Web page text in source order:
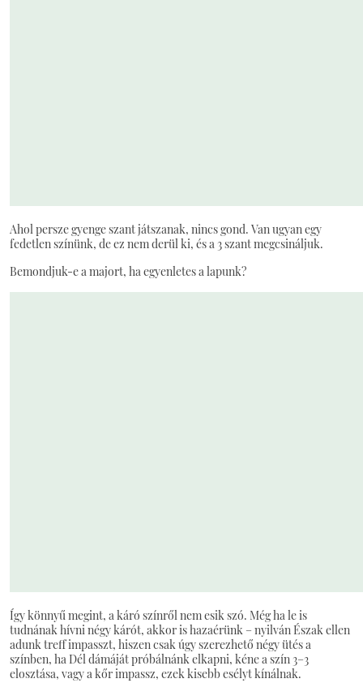
Ahol persze gyenge szant játszanak, nincs gond. Van ugyan egy
fedetlen színünk, de ez nem derül ki, és a 3 szant megcsináljuk.
Bemondjuk-e a majort, ha egyenletes a lapunk?
Így könnyű megint, a káró színről nem esik szó. Még ha le is
tudnának hívni négy kárót, akkor is hazaérünk – nyilván Észak ellen
adunk treff impasszt, hiszen csak úgy szerezhető négy ütés a
színben, ha Dél dámáját próbálnánk elkapni, kéne a szín 3–3
elosztása, vagy a kőr impassz, ezek kisebb esélyt kínálnak.